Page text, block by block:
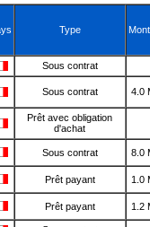
Type
Sous contrat
Sous contrat 4.0
Prêt avec obligation
d'achat
Sous contrat 8.0
Prêt payant 1.0
Prêt payant 1.2